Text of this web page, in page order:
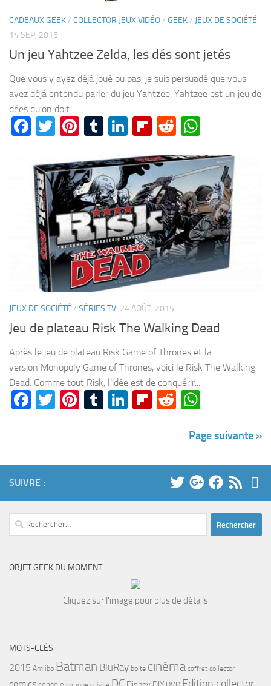
CADEAUX GEEK/ COLLECTOR JEUX VIDÉO/ GEEK/ JEUX DE SOCIÉTÉ
14 SEP, 2015
Un jeu Yahtzee Zelda, les dés sont jetés
Que vous y ayez déjà joué ou pas, je suis persuadé que vous
avez déjà entendu parler du jeu Yahtzee. Yahtzee est un jeu de
dées qu’on doit...
Facebook
Twitter
Pinterest
Tumblr
LinkedIn
Flipboard
Reddit
JEUX DE SOCIÉTÉ / SÉRIES TV 24 AOÛT, 2015
Jeu de plateau Risk The Walking Dead
Après le jeu de plateau Risk Game of Thrones et la
version Monopoly Game of Thrones, voici le Risk The Walking
Dead. Comme tout Risk, l’idée est de conquérir...
Facebook
TwitterPinterest
TumblrLinkedIn
Flipboard
Reddit
Page suivante »
SUIVRE :
Rechercher :
OBJET GEEK DU MOMENT
Cliquez sur l'image pour plus de détails
MOTS-CLÉS
2015 Amiibo Batman BluRay boite cinéma coffret collector